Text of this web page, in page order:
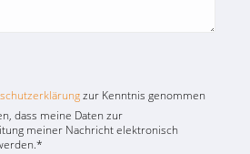
zur Kenntnis genommen
dass meine Daten zur
meiner Nachricht elektronisch